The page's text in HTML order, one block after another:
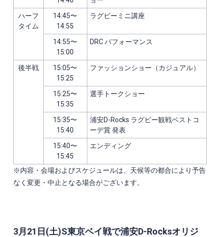
ハーフ
タイム
14:45〜
14:55
ラグビーミニ講座
14:55〜
15:00
DRC パフォーマンス
後半戦
15:05〜
15:25
ファッションショー（カジュアル）
15:25〜
15:35
選手トークショー
15:35〜
15:40
浦安D-Rocks ラグビー観戦ベストコ
ーデ賞 発表
15:40〜
15:45
エンディング
※内容・会場およびスケジュールは、天候等の都合により予告
なく変更・中止となる場合がございます。
3月21日(土)S東京ベイ戦で浦安D-Rocksオリジ